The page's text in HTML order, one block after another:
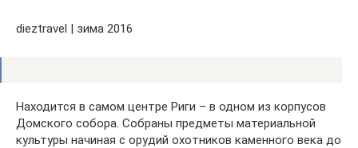
dieztravel | зима 2016
Находится в самом центре Риги – в одном из корпусов
Домского собора. Собраны предметы материальной
культуры начиная с орудий охотников каменного века до